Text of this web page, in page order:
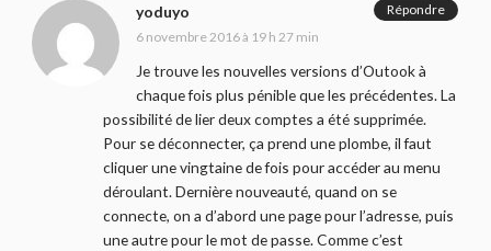
yoduyo
6 novembre 2016 à 19 h 27 min
Je trouve les nouvelles versions d’Outook à
chaque fois plus pénible que les précédentes. La
possibilité de lier deux comptes a été supprimée.
Pour se déconnecter, ça prend une plombe, il faut
cliquer une vingtaine de fois pour accéder au menu
déroulant. Dernière nouveauté, quand on se
connecte, on a d’abord une page pour l’adresse, puis
une autre pour le mot de passe. Comme c’est
Répondre